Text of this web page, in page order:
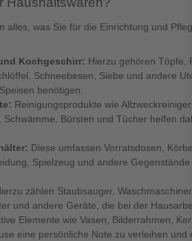
alles, was Sie für die Einrichtung und
Kochgeschirr: Hierzu gehören Töpfe,
Schneebesen, Siebe und andere
benötigen.
Reinigungsprodukte wie
Schwämme, Bürsten und Tücher helfen
Diese umfassen Vorratsdosen,
Spielzeug und andere
zählen Staubsauger,
und andere Geräte, die bei der
Elemente wie Vasen, Bilderrahmen,
eine persönliche Note zu verleihen und